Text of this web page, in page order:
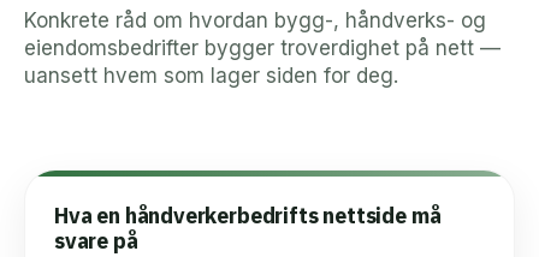
Konkrete råd om hvordan bygg-, håndverks- og
eiendomsbedrifter bygger troverdighet på nett —
uansett hvem som lager siden for deg.
Hva en håndverkerbedrifts nettside må
svare på